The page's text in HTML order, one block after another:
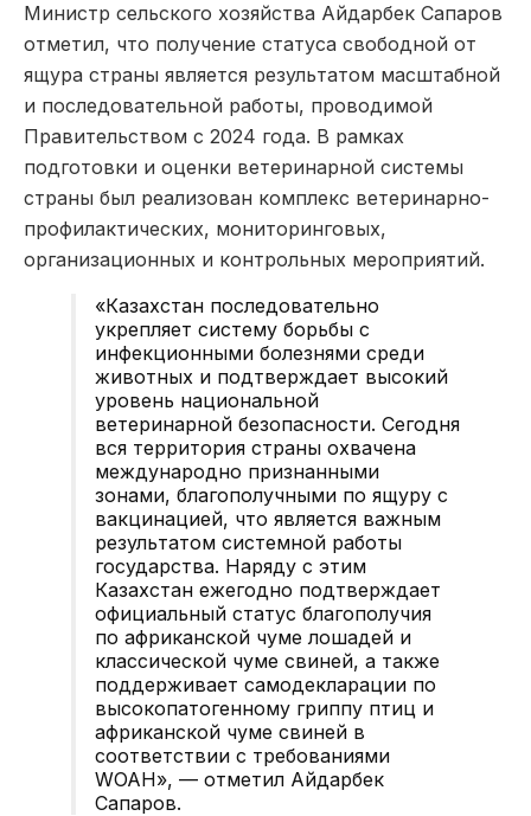
Министр сельского хозяйства Айдарбек Сапаров
отметил, что получение статуса свободной от
ящура страны является результатом масштабной
и последовательной работы, проводимой
Правительством с 2024 года. В рамках
подготовки и оценки ветеринарной системы
страны был реализован комплекс ветеринарно-
профилактических, мониторинговых,
организационных и контрольных мероприятий.
«Казахстан последовательно
укрепляет систему борьбы с
инфекционными болезнями среди
животных и подтверждает высокий
уровень национальной
ветеринарной безопасности. Сегодня
вся территория страны охвачена
международно признанными
зонами, благополучными по ящуру с
вакцинацией, что является важным
результатом системной работы
государства. Наряду с этим
Казахстан ежегодно подтверждает
официальный статус благополучия
по африканской чуме лошадей и
классической чуме свиней, а также
поддерживает самодекларации по
высокопатогенному гриппу птиц и
африканской чуме свиней в
соответствии с требованиями
WOAH», — отметил Айдарбек
Сапаров.